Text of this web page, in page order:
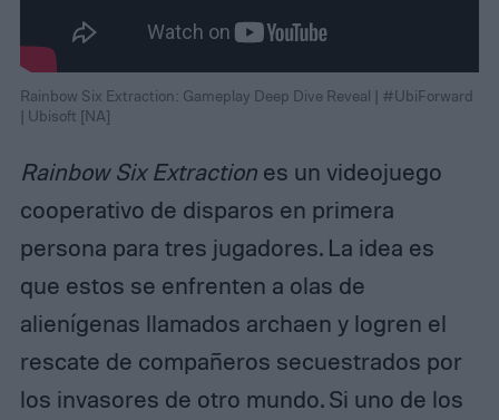
Rainbow Six Extraction: Gameplay Deep Dive Reveal | #UbiForward
| Ubisoft [NA]
Rainbow Six Extractiones un videojuego
cooperativo de disparos en primera
persona para tres jugadores. La idea es
que estos se enfrenten a olas de
alienígenas llamados archaen y logren el
rescate de compañeros secuestrados por
los invasores de otro mundo. Si uno de los